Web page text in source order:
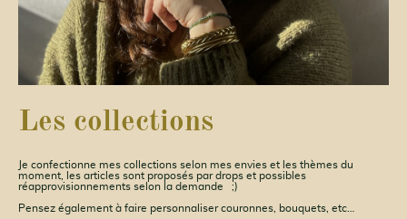
Les collections
Je confectionne mes collections selon mes envies et les thèmes du
moment, les articles sont proposés par drops et possibles
réapprovisionnements selon la demande ;)
Pensez également à faire personnaliser couronnes, bouquets, etc…